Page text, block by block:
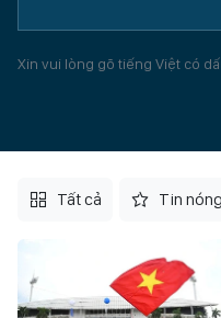
Xin vui lòng gõ tiếng Việt có
Tất cả Tin nóng